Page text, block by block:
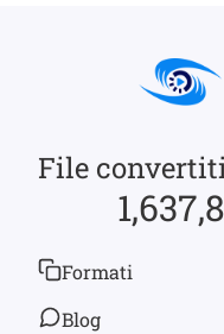
File
Formati
Blog